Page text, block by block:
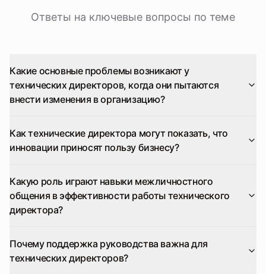
Ответы на ключевые вопросы по теме
Какие основные проблемы возникают у
технических директоров, когда они пытаются
внести изменения в организацию?
Как технические директора могут показать, что
инновации приносят пользу бизнесу?
Какую роль играют навыки межличностного
общения в эффективности работы технического
директора?
Почему поддержка руководства важна для
технических директоров?